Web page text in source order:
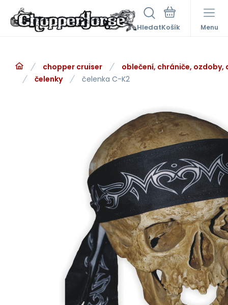
Hledat Menu
chopper cruiser
oblečení, chrániče, ozdoby,
čelenky
čelenka C-K2